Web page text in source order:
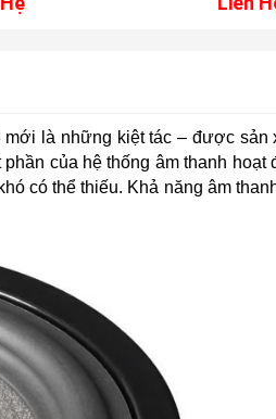
là những kiệt tác – được
của hệ thống âm thanh
có thể thiếu. Khả năng âm